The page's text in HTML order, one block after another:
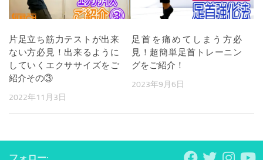
片足立ち筋力テストが出来
ない方必見！出来るように
していくエクササイズをご
紹介その③
2022年11月3日
足首を痛めてしまう方必
見！超簡単足首トレーニン
グをご紹介！
2023年9月6日